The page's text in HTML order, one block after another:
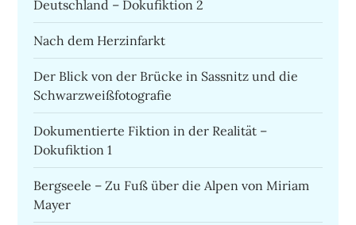
Deutschland – Dokufiktion 2
Nach dem Herzinfarkt
Der Blick von der Brücke in Sassnitz und die
Schwarzweißfotografie
Dokumentierte Fiktion in der Realität –
Dokufiktion 1
Bergseele – Zu Fuß über die Alpen von Miriam
Mayer